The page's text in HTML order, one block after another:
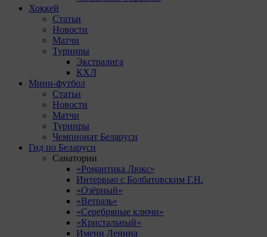
Хоккей
Статьи
Новости
Матчи
Турниры
Экстралига
КХЛ
Мини-футбол
Статьи
Новости
Матчи
Турниры
Чемпионат Беларуси
Гид по Беларуси
Санатории
«Романтика Люкс»
Интервью с Болбатовским Г.Н.
«Озёрный»
«Ветразь»
«Серебряные ключи»
«Кристальный»
Имени Ленина